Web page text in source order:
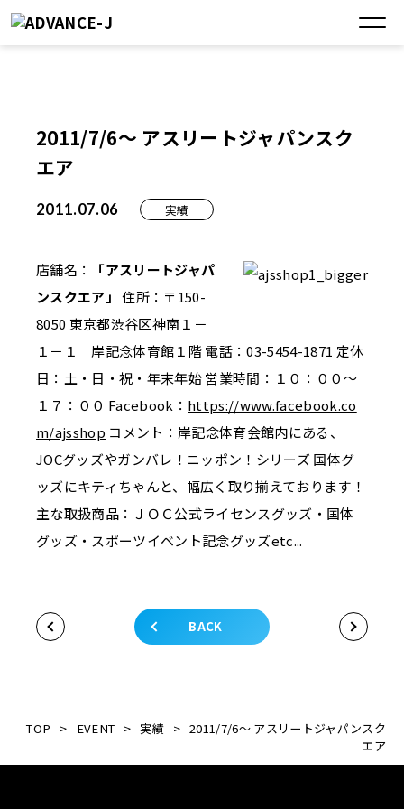
2011/7/6～ アスリートジャパンスク
エア
2011.07.06 実績
店舗名：
「アスリートジャパ
ンスクエア」住所：〒150-
8050 東京都渋谷区神南１－
１－１ 岸記念体育館１階 電話：03-5454-1871 定休
日：土・日・祝・年末年始 営業時間：１０：００～
１７：００ Facebook： https://www.facebook.co
m/ajsshop コメント：岸記念体育会館内にある、
JOCグッズやガンバレ！ニッポン！シリーズ 国体グ
ッズにキティちゃんと、幅広く取り揃えております！
主な取扱商品：ＪＯＣ公式ライセンスグッズ・国体
グッズ・スポーツイベント記念グッズetc...
BACK
TOP > EVENT > 実績 > 2011/7/6～ アスリートジャパンスク
エア